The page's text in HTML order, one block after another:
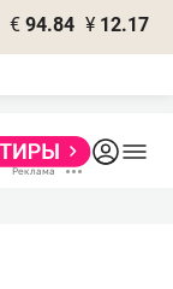
€ 94.84 ¥ 12.17